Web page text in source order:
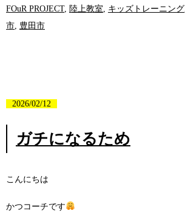
FOuR PROJECT, 陸上教室 キッズトレーニング
市 豊田市
2026/02/12
ガチになるため
こんにちは
かつコーチです